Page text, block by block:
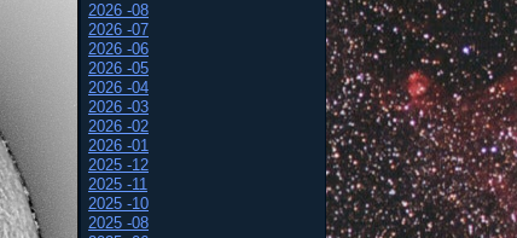
2026 -08
2026 -07
2026 -06
2026 -05
2026 -04
2026 -03
2026 -02
2026 -01
2025 -12
2025 -11
2025 -10
2025 -08